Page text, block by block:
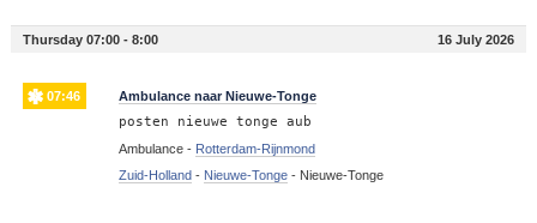
Thursday 07:00 - 8:00 16 July 2026
07:46 Ambulance naar Nieuwe-Tonge
posten nieuwe tonge aub
Ambulance - Rotterdam-Rijnmond
Zuid-Holland- Nieuwe-Tonge- Nieuwe-Tonge